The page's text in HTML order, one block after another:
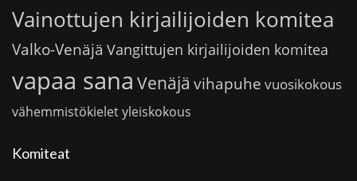
Vainottujen kirjailijoiden komitea
Valko-Venäjä Vangittujen kirjailijoiden komitea
vapaa sana Venäjä vihapuhe vuosikokous
vähemmistökieletyleiskokous
Komiteat